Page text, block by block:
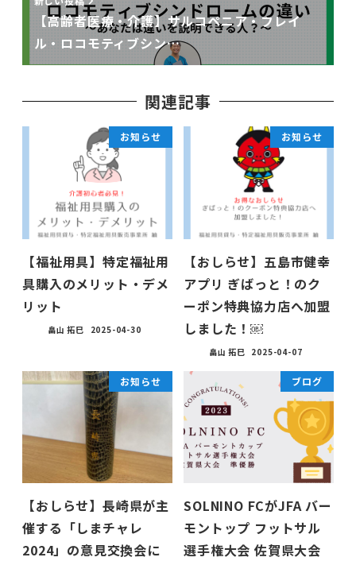
【高齢者医療・介護】サルコペニア・フレイ
ル・ロコモティブシン…
関連記事
お知らせ
【福祉用具】特定福祉用
具購入のメリット・デメ
リット
畠山 拓巳 2025-04-30
お知らせ
【おしらせ】五島市健幸
アプリ ぎばっと！のク
ーポン特典協力店へ加盟
しました！￼
畠山 拓巳 2025-04-07
お知らせ
【おしらせ】長崎県が主
催する「しまチャレ
2024」の意見交換会に
ブログ
SOLNINO FCがJFA バー
モントップ フットサル
選手権大会 佐賀県大会